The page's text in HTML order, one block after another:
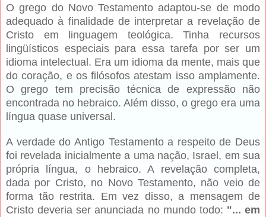
O grego do Novo Testamento adaptou-se de modo
adequado à finalidade de interpretar a revelação de
Cristo em linguagem teológica. Tinha recursos
lingüísticos especiais para essa tarefa por ser um
idioma intelectual. Era um idioma da mente, mais que
do coração, e os filósofos atestam isso amplamente.
O grego tem precisão técnica de expressão não
encontrada no hebraico. Além disso, o grego era uma
língua quase universal.
A verdade do Antigo Testamento a respeito de Deus
foi revelada inicialmente a uma nação, Israel, em sua
própria língua, o hebraico. A revelação completa,
dada por Cristo, no Novo Testamento, não veio de
forma tão restrita. Em vez disso, a mensagem de
Cristo deveria ser anunciada no mundo todo: "... em